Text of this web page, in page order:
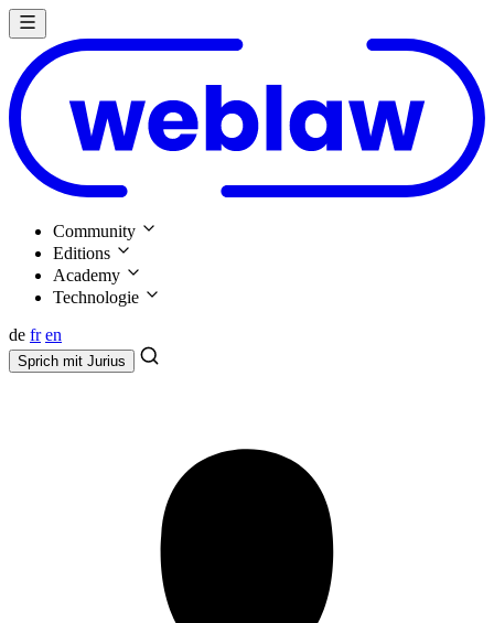
Community
Editions
Academy
Technologie
de fr en
Sprich mit Jurius